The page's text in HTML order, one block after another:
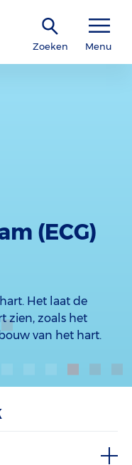
Zoeken Menu
(ECG)
Het laat de
zien, zoals het
van het hart.